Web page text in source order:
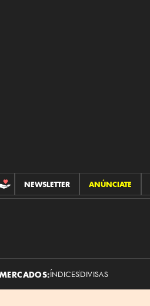
CONTRIBUCIONES
NEWSLETTER ANÚNCIATE
MERCADOS:ÍNDICESDIVISAS